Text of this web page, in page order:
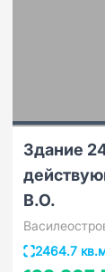
Здание
В.О.
2464.7